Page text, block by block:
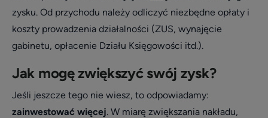
zysku. Od przychodu należy odliczyć niezbędne opłaty i
koszty prowadzenia działalności (ZUS, wynajęcie
gabinetu, opłacenie Działu Księgowości itd.).
Jak mogę zwiększyć swój zysk?
Jeśli jeszcze tego nie wiesz, to odpowiadamy:
zainwestować więcej. W miarę zwiększania nakładu,